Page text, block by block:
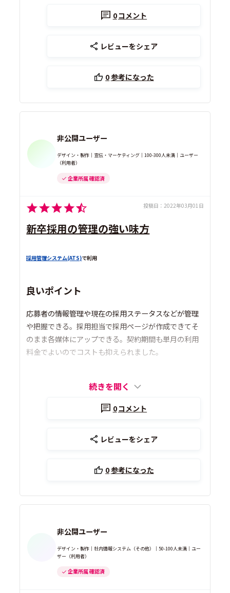
0コメント
レビューをシェア
0参考になった
非公開ユーザー
デザイン・製作｜宣伝・マーケティング｜100-300人未満｜ユーザー
（利用者）
企業所属 確認済
投稿日： 2022年03月01日
新卒採用の管理の強い味方
採用管理システム(ATS)で利用
良いポイント
応募者の情報管理や現在の採用ステータスなどが管理
や把握できる。採用担当で採用ページが作成できてそ
のまま各媒体にアップできる。契約期間も単月の利用
料金でよいのでコストも抑えられました。
続きを開く
0コメント
レビューをシェア
0参考になった
非公開ユーザー
デザイン・製作｜社内情報システム（その他）｜50-100人未満｜ユー
ザー（利用者）
企業所属 確認済